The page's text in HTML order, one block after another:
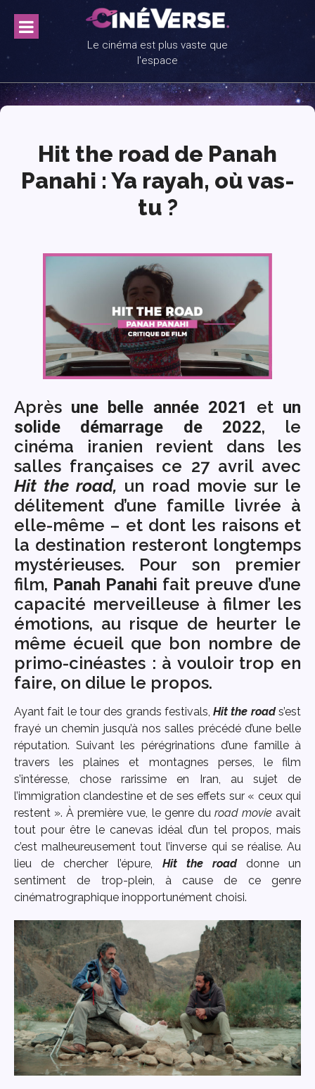
content
Le cinéma est plus vaste que
l'espace
Hit the road de Panah
Panahi : Ya rayah, où vas-
tu ?
Après une belle année 2021 et un
solide démarrage de 2022, le
cinéma iranien revient dans les
salles françaises ce 27 avril avec
Hit the road, un road movie sur le
délitement d’une famille livrée à
elle-même – et dont les raisons et
la destination resteront longtemps
mystérieuses. Pour son premier
film, Panah Panahi fait preuve d’une
capacité merveilleuse à filmer les
émotions, au risque de heurter le
même écueil que bon nombre de
primo-cinéastes : à vouloir trop en
faire, on dilue le propos.
Ayant fait le tour des grands festivals,Hit the roads’est
frayé un chemin jusqu’à nos salles précédé d’une belle
réputation. Suivant les pérégrinations d’une famille à
travers les plaines et montagnes perses, le film
s’intéresse, chose rarissime en Iran, au sujet de
l’immigration clandestine et de ses effets sur « ceux qui
restent ». À première vue, le genre du road movie avait
tout pour être le canevas idéal d’un tel propos, mais
c’est malheureusement tout l’inverse qui se réalise. Au
lieu de chercher l’épure, Hit the road donne un
sentiment de trop-plein, à cause de ce genre
cinématrographique inopportunément choisi.